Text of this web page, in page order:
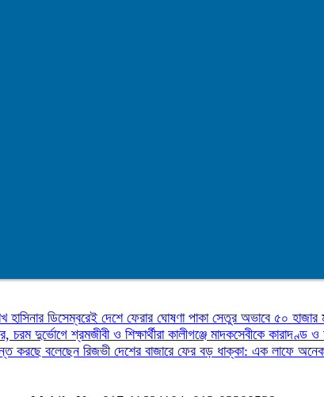
হাসিনার ডিসেম্বরেই দেশে ফেরার ঘোষণা পাকা সেতুর অভাবে ৫০ হাজার
চরম দুর্ভোগে শ্রমজীবী ও শিক্ষার্থীরা কালীগঞ্জে মাদকসেবীকে কারাদণ্ড
করছে বলেছেন রিজভীদেশের বাজারে ফের বড় ধাক্কা: এক লাফে